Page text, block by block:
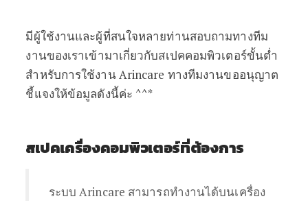
สเปคคอมขั้นต่ำสำหรับใช้งาน Arincare
มีผู้ใช้งานและผู้ที่สนใจหลายท่านสอบถามทางทีม
งานของเราเข้ามาเกี่ยวกับสเปคคอมพิวเตอร์ขั้นต่ำ
สำหรับการใช้งาน Arincare ทางทีมงานขออนุญาต
ชี้แจงให้ข้อมูลดังนี้ค่ะ ^^*
สเปคเครื่องคอมพิวเตอร์ที่ต้องการ
ระบบ Arincare สามารถทำงานได้บนเครื่อง